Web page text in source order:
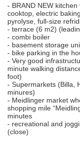
- BRAND NEW
cooktop, electric
pyrolyse, full-size
- terrace (6 m2)
- combi boiler
- basement storage
- bike parking in the
- Very good
minute walking
foot)
- Supermarkets (Billa,
minures)
- Meidlinger market
shopping mile
minutes
- recreational and
(close)